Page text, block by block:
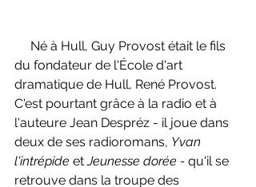
  Né à Hull, Guy Provost était le fils
du fondateur de l'École d'art
dramatique de Hull, René Provost.
C'est pourtant grâce à la radio et à
l'auteure Jean Despréz - il joue dans
deux de ses radioromans, Yvan
l'intrépide et Jeunesse dorée - qu'il se
retrouve dans la troupe des